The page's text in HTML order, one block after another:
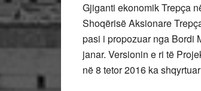
Gjiganti ekonomik Trepça
Shoqërisë Aksionare
pasi i propozuar nga Bordi
janar. Versionin e ri të
në 8 tetor 2016 ka